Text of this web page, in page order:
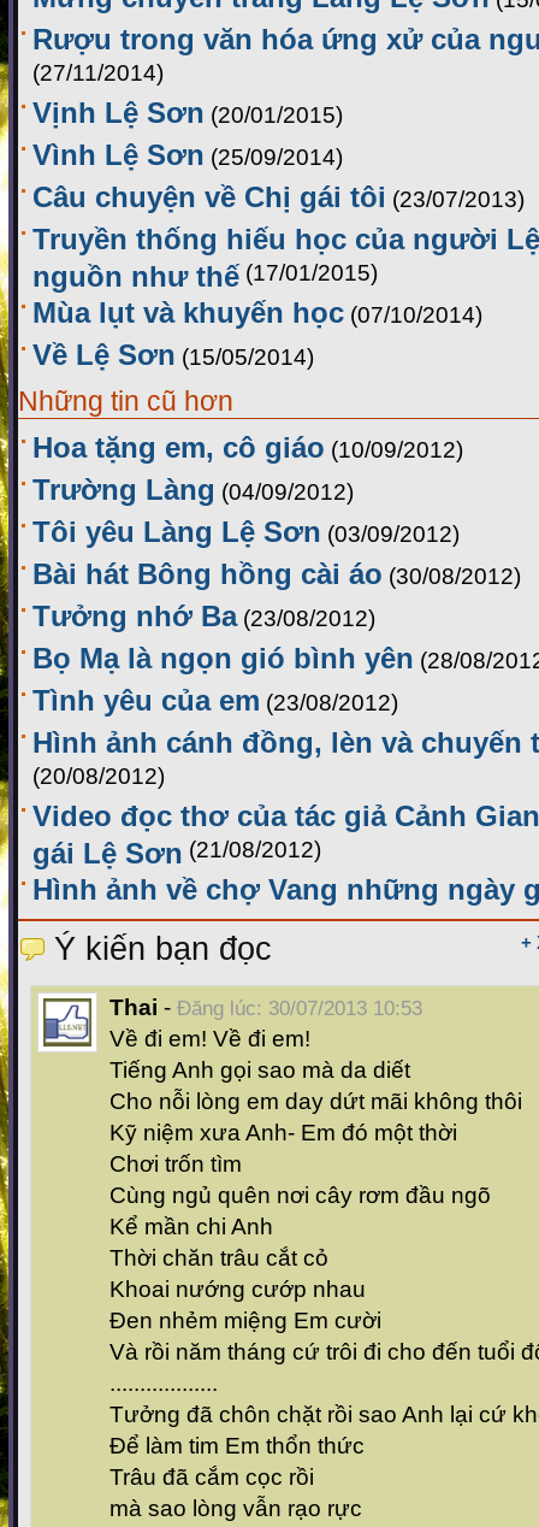
Rượu trong văn hóa ứng xử của
(27/11/2014)
Vịnh Lệ Sơn (20/01/2015)
Vình Lệ Sơn (25/09/2014)
Câu chuyện về Chị gái tôi (23/07/2013)
Truyền thống hiếu học của người
nguồn như thế (17/01/2015)
Mùa lụt và khuyến học (07/10/2014)
Về Lệ Sơn (15/05/2014)
Những tin cũ hơn
Hoa tặng em, cô giáo (10/09/2012)
Trường Làng (04/09/2012)
Tôi yêu Làng Lệ Sơn (03/09/2012)
Bài hát Bông hồng cài áo (30/08/2012)
Tưởng nhớ Ba (23/08/2012)
Bọ Mạ là ngọn gió bình yên (28/08/
Tình yêu của em (23/08/2012)
Hình ảnh cánh đồng, lèn và chuyến
(20/08/2012)
Video đọc thơ của tác giả Cảnh
gái Lệ Sơn (21/08/2012)
Hình ảnh về chợ Vang những ngày
+
Ý kiến bạn đọc
Thai - Đăng lúc: 30/07/2013 10:53
Về đi em! Về đi em!
Tiếng Anh gọi sao mà da diết
Cho nỗi lòng em day dứt mãi không thôi
Kỹ niệm xưa Anh- Em đó một thời
Chơi trốn tìm
Cùng ngủ quên nơi cây rơm đầu ngõ
Kể mần chi Anh
Thời chăn trâu cắt cỏ
Khoai nướng cướp nhau
Đen nhẻm miệng Em cười
Và rồi năm tháng cứ trôi đi cho đến tuổi
..................
Tưởng đã chôn chặt rồi sao Anh lại cứ
Để làm tim Em thổn thức
Trâu đã cắm cọc rồi
mà sao lòng vẫn rạo rực